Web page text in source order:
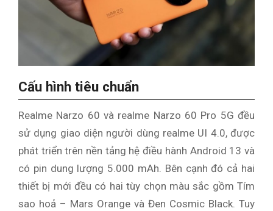
Cấu hình tiêu chuẩn
Realme Narzo 60 và realme Narzo 60 Pro 5G đều
sử dụng giao diện người dùng realme UI 4.0, được
phát triển trên nền tảng hệ điều hành Android 13 và
có pin dung lượng 5.000 mAh. Bên cạnh đó cả hai
thiết bị mới đều có hai tùy chọn màu sắc gồm Tím
sao hoả – Mars Orange và Đen Cosmic Black. Tuy